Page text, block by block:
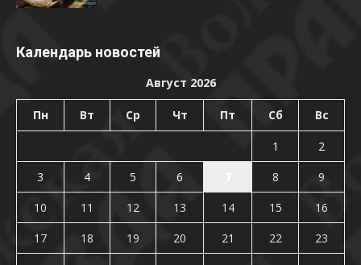
Календарь новостей
Август 2026
Пн Вт Ср Чт Пт Сб Вс
1
2
3
4 5 6 8
9
10
11 12 13 14 15
16
17
18 19 20 21 22
23